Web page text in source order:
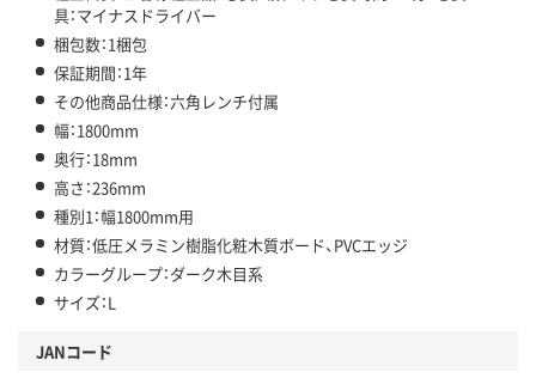
具：マイナスドライバー
梱包数：1梱包
保証期間：1年
その他商品仕様：六角レンチ付属
幅：1800mm
奥行：18mm
高さ：236mm
種別1：幅1800mm用
材質：低圧メラミン樹脂化粧木質ボード、PVCエッジ
カラーグループ：ダーク木目系
サイズ：L
JANコード